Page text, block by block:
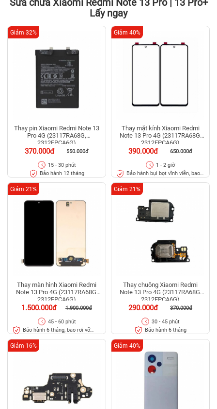
Sửa chữa Xiaomi Redmi Note 13 Pro | 13 Pro+
Lấy ngay
Thay pin Xiaomi Redmi Note 13
Pro 4G (23117RA68G,
2312FPCA6G)
370.000đ 550.000đ
Giảm 32%
15 - 30 phút
Bảo hành 12 tháng
Thay mặt kính Xiaomi Redmi
Note 13 Pro 4G (23117RA68G,
2312FPCA6G)
390.000đ 650.000đ
Giảm 40%
1 - 2 giờ
Bảo hành bụi bọt vĩnh viễn, bao
Thay màn hình Xiaomi Redmi
Note 13 Pro 4G (23117RA68G,
2312FPCA6G)
1.500.000đ 1.900.000đ
Giảm 21%
45 - 60 phút
Bảo hành 6 tháng, bao rơi vỡ
Thay chuông Xiaomi Redmi
Note 13 Pro 4G (23117RA68G,
2312FPCA6G)
290.000đ 370.000đ
Giảm 21%
30 - 45 phút
Bảo hành 6 tháng
Giảm 16% Giảm 40%